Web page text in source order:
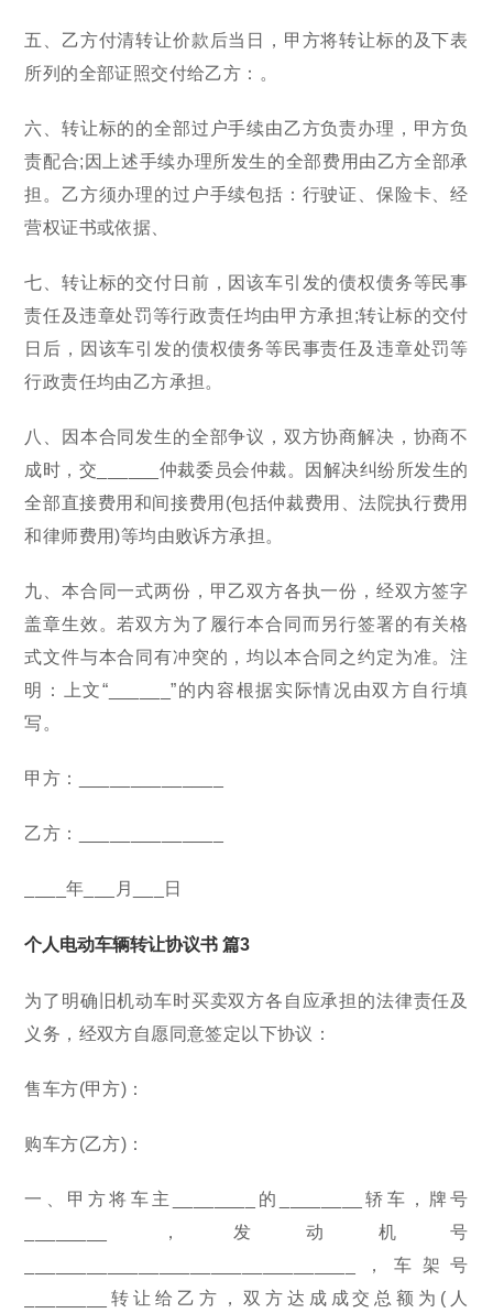
五、乙方付清转让价款后当日，甲方将转让标的及下表
所列的全部证照交付给乙方：。
六、转让标的的全部过户手续由乙方负责办理，甲方负
责配合;因上述手续办理所发生的全部费用由乙方全部承
担。乙方须办理的过户手续包括：行驶证、保险卡、经
营权证书或依据、
七、转让标的交付日前，因该车引发的债权债务等民事
责任及违章处罚等行政责任均由甲方承担;转让标的交付
日后，因该车引发的债权债务等民事责任及违章处罚等
行政责任均由乙方承担。
八、因本合同发生的全部争议，双方协商解决，协商不
成时，交______仲裁委员会仲裁。因解决纠纷所发生的
全部直接费用和间接费用(包括仲裁费用、法院执行费用
和律师费用)等均由败诉方承担。
九、本合同一式两份，甲乙双方各执一份，经双方签字
盖章生效。若双方为了履行本合同而另行签署的有关格
式文件与本合同有冲突的，均以本合同之约定为准。注
明：上文“______”的内容根据实际情况由双方自行填
写。
甲方：______________
乙方：______________
____年___月___日
个人电动车辆转让协议书 篇3
为了明确旧机动车时买卖双方各自应承担的法律责任及
义务，经双方自愿同意签定以下协议：
售车方(甲方)：
购车方(乙方)：
一、甲方将车主________的________轿车，牌号
________，发动机号
________________________________，车架号
________转让给乙方，双方达成成交总额为(人